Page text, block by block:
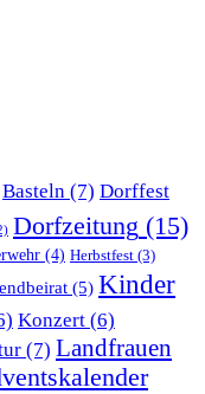
Basteln (7) Dorffest
Dorfzeitung (15)
(4) Herbstfest (3)
(5) Kinder
Konzert (6)
(7) Landfrauen